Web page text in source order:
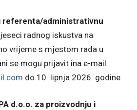
referenta/administrativnu
radnog iskustva na
vrijeme s mjestom rada u
se mogu prijavit ina e-mail:
do 10. lipnja 2026. godine.
d.o.o. za proizvodnju i